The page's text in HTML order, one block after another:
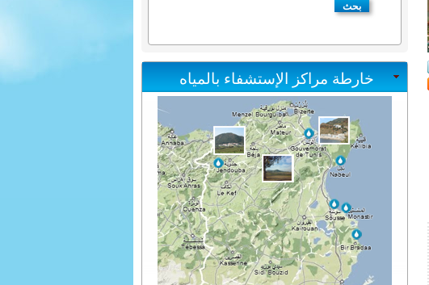
خارطة مراكز الإستشفاء بالمياه